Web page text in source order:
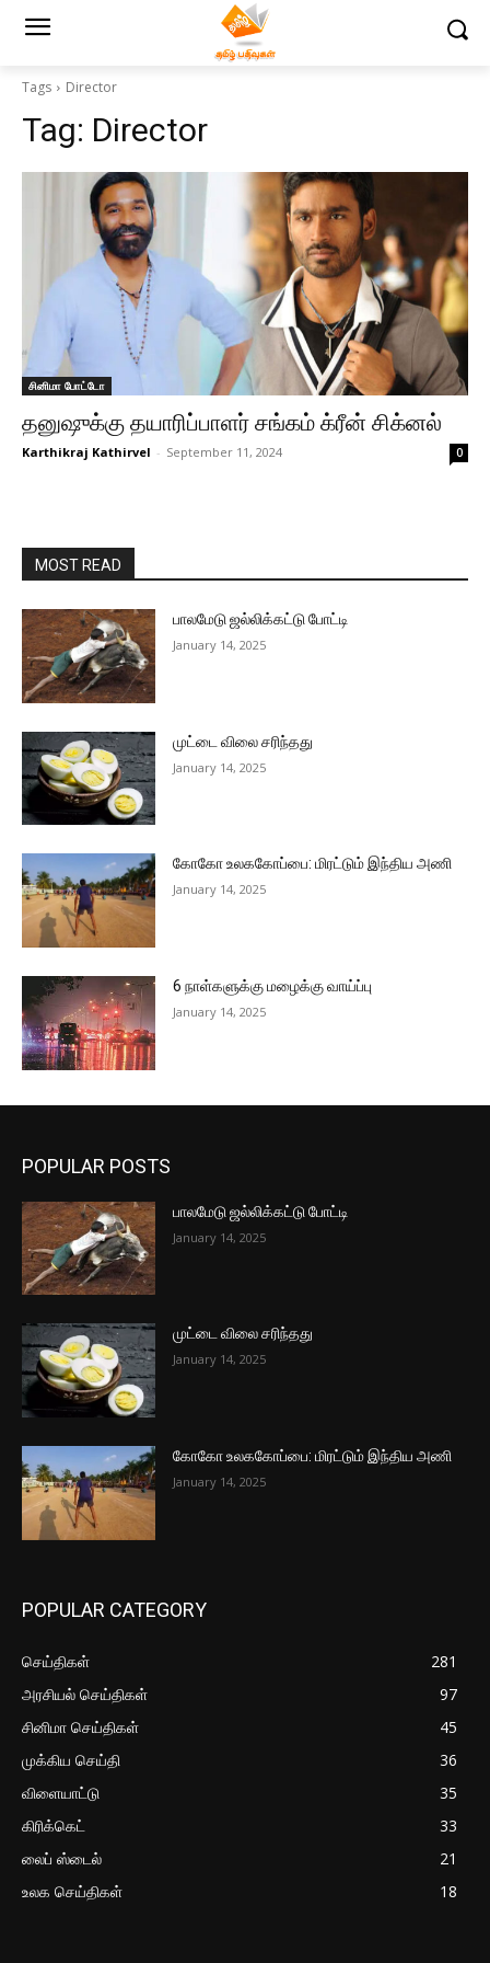
Tags Director
Tag: Director
சினிமா போட்டோ
தனுஷுக்கு தயாரிப்பாளர் சங்கம் க்ரீன் சிக்னல்
Karthikraj Kathirvel - September 11, 2024 0
MOST READ
பாலமேடு ஜல்லிக்கட்டு போட்டி
January 14, 2025
முட்டை விலை சரிந்தது
January 14, 2025
கோகோ உலககோப்பை: மிரட்டும் இந்திய அணி
January 14, 2025
6 நாள்களுக்கு மழைக்கு வாய்ப்பு
January 14, 2025
POPULAR POSTS
பாலமேடு ஜல்லிக்கட்டு போட்டி
January 14, 2025
முட்டை விலை சரிந்தது
January 14, 2025
கோகோ உலககோப்பை: மிரட்டும் இந்திய அணி
January 14, 2025
POPULAR CATEGORY
செய்திகள்
281
அரசியல் செய்திகள்
97
சினிமா செய்திகள்
45
முக்கிய செய்தி
36
விளையாட்டு
35
கிரிக்கெட்
33
லைப் ஸ்டைல்
21
உலக செய்திகள்
18